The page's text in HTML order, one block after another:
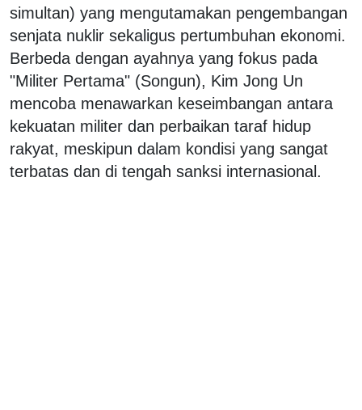
simultan) yang mengutamakan pengembangan
senjata nuklir sekaligus pertumbuhan ekonomi.
Berbeda dengan ayahnya yang fokus pada
"Militer Pertama" (Songun), Kim Jong Un
mencoba menawarkan keseimbangan antara
kekuatan militer dan perbaikan taraf hidup
rakyat, meskipun dalam kondisi yang sangat
terbatas dan di tengah sanksi internasional.